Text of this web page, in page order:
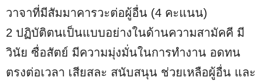
วาจาที่มีสัมมาคารวะต่อผู้อื่น (4 คะแนน)
2 ปฏิบัติตนเป็นแบบอย่างในด้านความสามัคคี มี
วินัย ซื่อสัตย์ มีความมุ่งมั่นในการทำงาน อดทน
ตรงต่อเวลา เสียสละ สนับสนุน ช่วยเหลือผู้อื่น และ